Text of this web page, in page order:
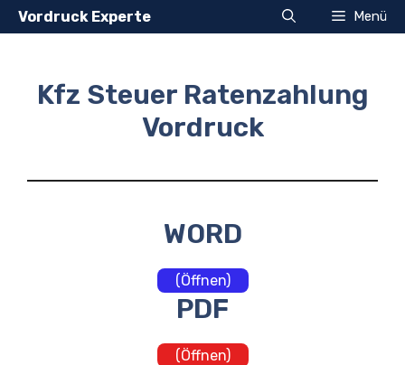
Zum
Inhalt
Vordruck Experte Menü
Kfz Steuer Ratenzahlung
Vordruck
WORD
(Öffnen)
PDF
(Öffnen)